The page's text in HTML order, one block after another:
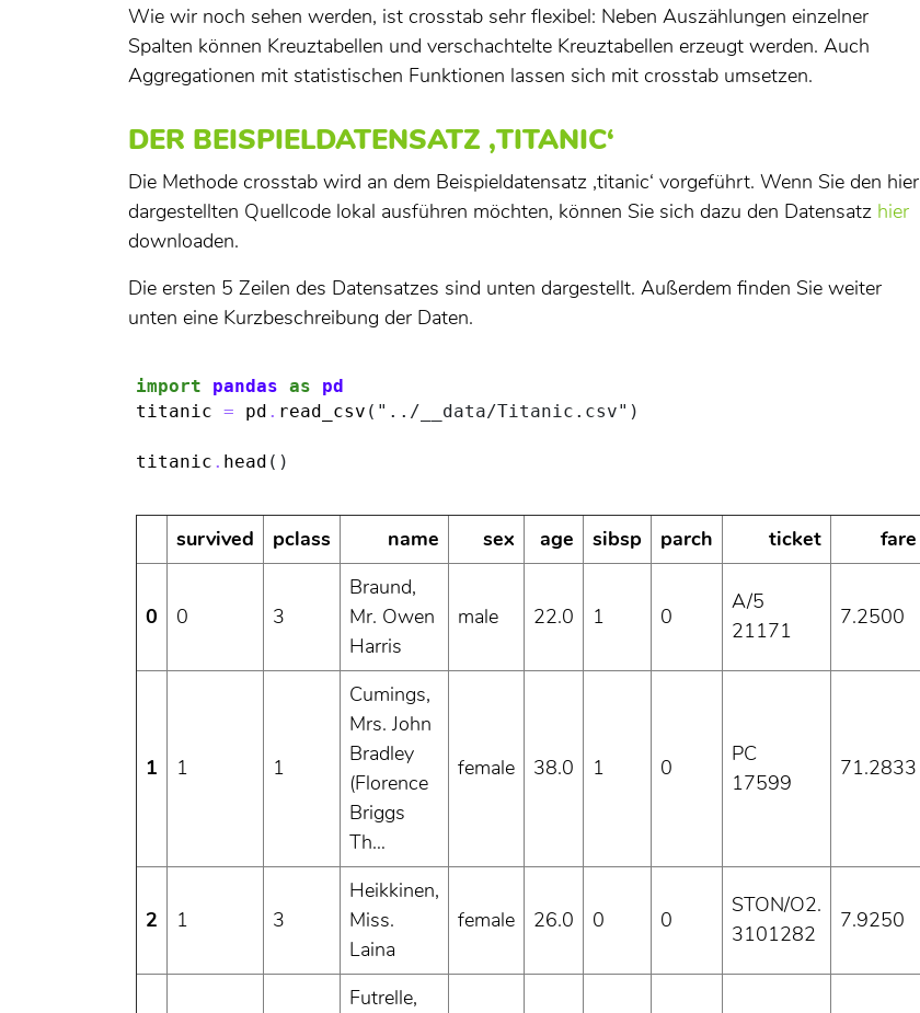
Wie wir noch sehen werden, ist crosstab sehr flexibel: Neben Auszählungen einzelner
Spalten können Kreuztabellen und verschachtelte Kreuztabellen erzeugt werden. Auch
Aggregationen mit statistischen Funktionen lassen sich mit crosstab umsetzen.
DER BEISPIELDATENSATZ ‚TITANIC‘
Die Methode crosstab wird an dem Beispieldatensatz ‚titanic‘ vorgeführt. Wenn Sie den hier
dargestellten Quellcode lokal ausführen möchten, können Sie sich dazu den Datensatz hier
downloaden.
Die ersten 5 Zeilen des Datensatzes sind unten dargestellt. Außerdem finden Sie weiter
unten eine Kurzbeschreibung der Daten.
import pandas as
pd
titanic = pd . read_csv ( "../__data/Titanic.csv" )
titanic . head ()
survived pclass name sex age sibsp parch ticket fare
0 0 3
Braund,
Mr. Owen
Harris
male 22.0 1 0
A/5
21171
7.2500
1 1 1
Cumings,
Mrs. John
Bradley
(Florence
Briggs
Th…
female 38.0 1 0
PC
17599
71.2833
2 1 3
Heikkinen,
Miss.
Laina
female 26.0 0 0
STON/O2.
3101282
7.9250
Futrelle,